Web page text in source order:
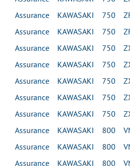
Assurance KAWASAKI 750
Assurance KAWASAKI 750
Assurance KAWASAKI 750
Assurance KAWASAKI 750
Assurance KAWASAKI 750
Assurance KAWASAKI 750
Assurance KAWASAKI 750
Assurance KAWASAKI 800 VN
Assurance KAWASAKI 800 VN
Assurance KAWASAKI 800